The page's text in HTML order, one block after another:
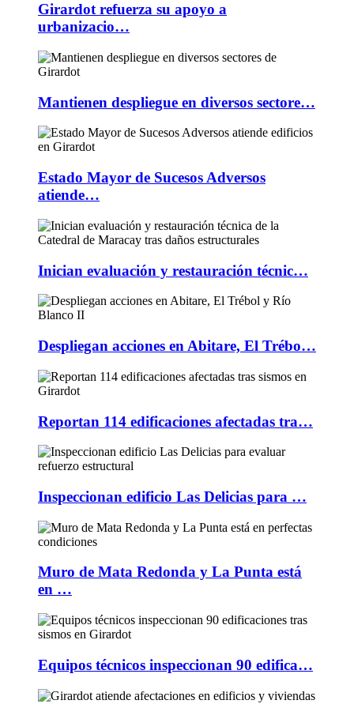
Girardot refuerza su apoyo a
urbanizacio…
Mantienen despliegue en diversos sectore…
Estado Mayor de Sucesos Adversos
atiende…
Inician evaluación y restauración técnic…
Despliegan acciones en Abitare, El Trébo…
Reportan 114 edificaciones afectadas tra…
Inspeccionan edificio Las Delicias para …
Muro de Mata Redonda y La Punta está
en …
Equipos técnicos inspeccionan 90 edifica…